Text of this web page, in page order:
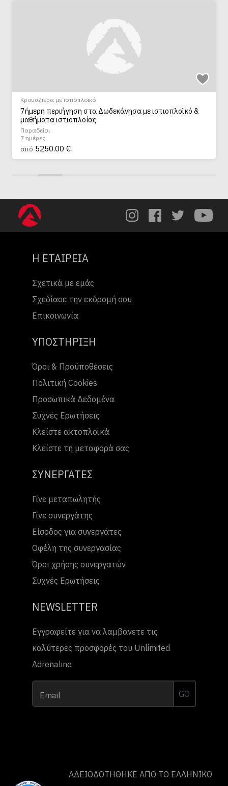
Κρουαζιέρα με ιστιοπλοϊκό
7ήμερη περιήγηση στα Δωδεκάνησα με ιστιοπλοϊκό &
μαθήματα ιστιοπλοΐας
Παραδείσι
7 ημέρες
από 5250.00 €
Η ΕΤΑΙΡΕΙΑ
Σχετικά με εμάς
Σχεδίασε την εκδρομή σου
Επικοινωνία
ΥΠΟΣΤΗΡΙΞΗ
Όροι & Προϋποθέσεις
Πολιτική Cookies
Προσωπικά Δεδομένα
Συχνές Ερωτήσεις
Κλείστε ακτοπλοϊκά
Κλείστε τη μεταφορά σας
ΣΥΝΕΡΓΑΤΕΣ
Γίνε μεταπωλητής
Γίνε συνεργάτης
Είσοδος για συνεργάτες
Οφέλη της συνεργασίας
Όροι χρήσης συνεργατών
Συχνές Ερωτήσεις
NEWSLETTER
Εγγραφείτε για να λαμβάνετε τις
καλύτερες προσφορές του Unlimited
Adrenaline
Email GO
ΑΔΕΙΟΔΟΤΗΘΗΚΕ ΑΠΟ ΤO ΕΛΛΗΝΙΚΟ